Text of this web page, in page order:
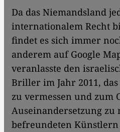
Da das Niemandsland
internationalem Recht
findet es sich immer
anderem auf Google
veranlasste den
Briller im Jahr 2011,
zu vermessen und zum
Auseinandersetzung zu
befreundeten Künstlern